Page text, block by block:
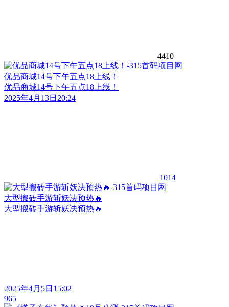
4410
优品商城14号下午五点18上线！
优品商城14号下午五点18上线！
2025年4月13日20:24
1014
大型搬砖手游斩妖决预热🔥
大型搬砖手游斩妖决预热🔥
2025年4月5日15:02
965